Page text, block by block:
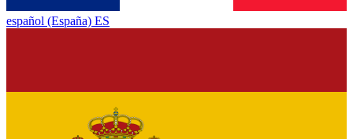
español (España) ES